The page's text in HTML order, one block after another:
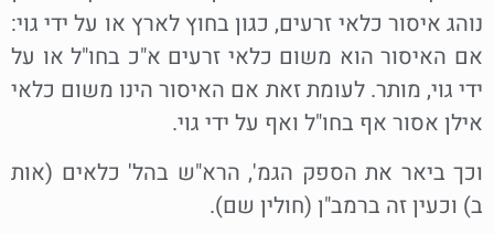
נוהג איסור כלאי זרעים, כגון בחוץ לארץ או על ידי גוי:
אם האיסור הוא משום כלאי זרעים א"כ בחו"ל או על
ידי גוי, מותר. לעומת זאת אם האיסור הינו משום כלאי
אילן אסור אף בחו"ל ואף על ידי גוי.
וכך ביאר את הספק הגמ', הרא"ש בהל' כלאים (אות
ב) וכעין זה ברמב"ן (חולין שם).